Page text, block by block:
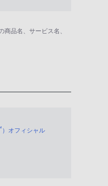
品名、サービス名、
）オフィシャル